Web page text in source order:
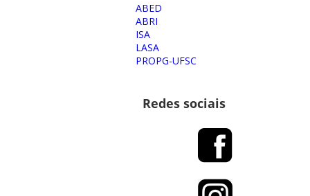
ABED
ABRI
ISA
LASA
PROPG-UFSC
Redes sociais